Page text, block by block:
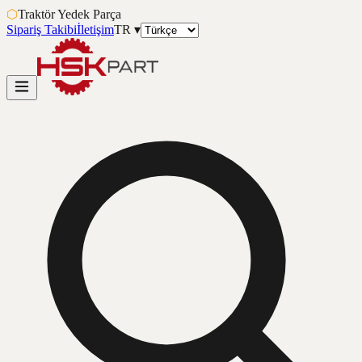
⬡Traktör Yedek Parça
Sipariş TakibiİletişimTR ▾